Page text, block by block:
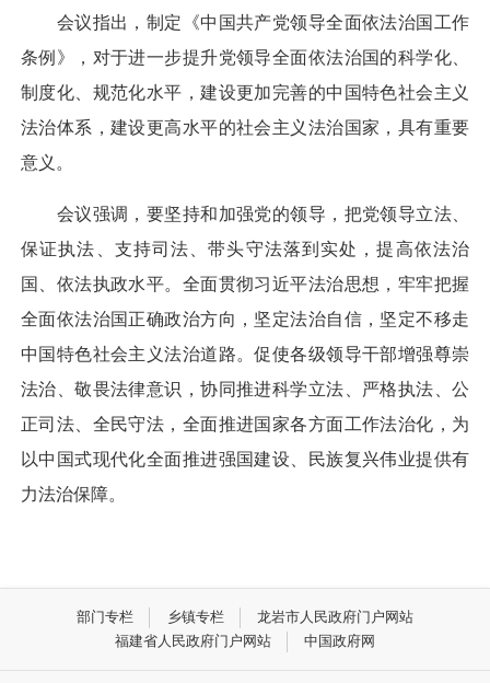
会议指出，制定《中国共产党领导全面依法治国工作
条例》，对于进一步提升党领导全面依法治国的科学化、
制度化、规范化水平，建设更加完善的中国特色社会主义
法治体系，建设更高水平的社会主义法治国家，具有重要
意义。
会议强调，要坚持和加强党的领导，把党领导立法、
保证执法、支持司法、带头守法落到实处，提高依法治
国、依法执政水平。全面贯彻习近平法治思想，牢牢把握
全面依法治国正确政治方向，坚定法治自信，坚定不移走
中国特色社会主义法治道路。促使各级领导干部增强尊崇
法治、敬畏法律意识，协同推进科学立法、严格执法、公
正司法、全民守法，全面推进国家各方面工作法治化，为
以中国式现代化全面推进强国建设、民族复兴伟业提供有
力法治保障。
部门专栏 乡镇专栏
龙岩市人民政府门户网站
福建省人民政府门户网站
中国政府网